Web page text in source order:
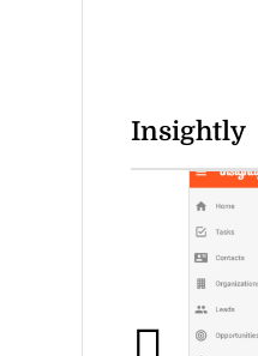
Insightly